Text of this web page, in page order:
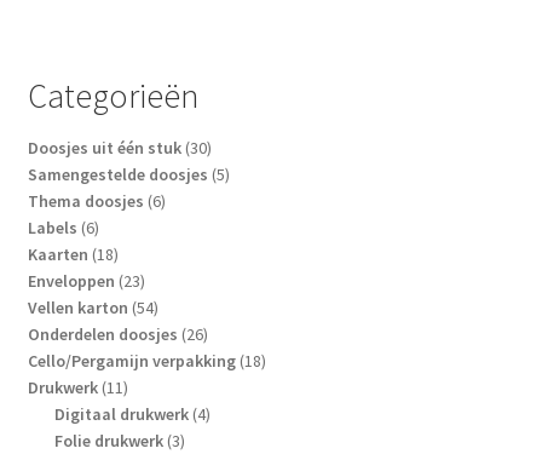
Categorieën
Doosjes uit één stuk 3030
producten
Samengestelde doosjes 55
Thema doosjes 66
Labels 66
producten
Kaarten 1818
producten
Enveloppen 2323
producten
Vellen karton 5454
producten
Onderdelen doosjes 2626
producten
Cello/Pergamijn verpakking 1818
Drukwerk 1111
producten
Digitaal drukwerk 44
Folie drukwerk 33